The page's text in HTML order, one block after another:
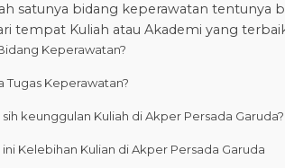
satunya bidang keperawatan tentunya
tempat Kuliah atau Akademi yang
Keperawatan?
Tugas Keperawatan?
sih keunggulan Kuliah di Akper Persada Garuda?
Kelebihan Kulian di Akper Persada Garuda